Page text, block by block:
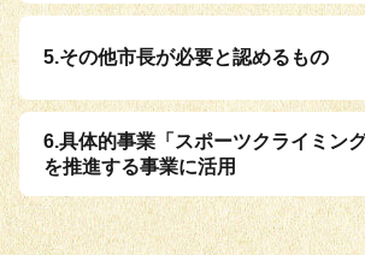
5.その他市長が必要と認めるもの
6.具体的事業「スポーツクライミング
を推進する事業に活用